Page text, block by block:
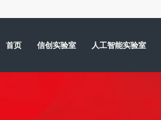
首页 信创实验室 人工智能实验室